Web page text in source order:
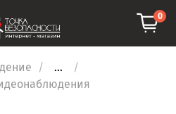
0
...